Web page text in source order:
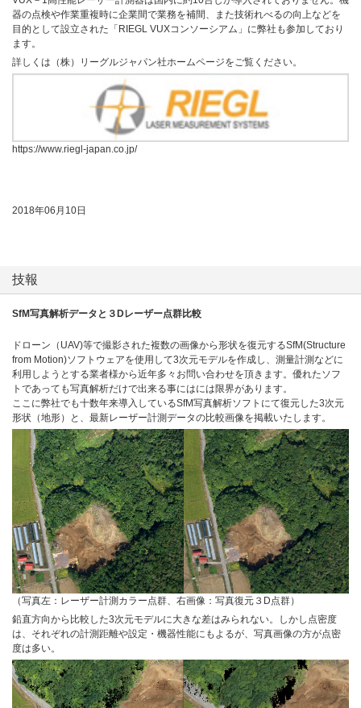
器の点検や作業重複時に企業間で業務を補間、また技術れべるの向上などを
目的として設立された「RIEGL VUXコンソーシアム」に弊社も参加しており
ます。
詳しくは（株）リーグルジャパン社ホームページをご覧ください。
https://www.riegl-japan.co.jp/
2018年06月10日
技報
SfM写真解析データと３Dレーザー点群比較
ドローン（UAV)等で撮影された複数の画像から形状を復元するSfM(Structure
from Motion)ソフトウェアを使用して3次元モデルを作成し、測量計測などに
利用しようとする業者様から近年多々お問い合わせを頂きます。優れたソフ
トであっても写真解析だけで出来る事にはには限界があります。
ここに弊社でも十数年来導入しているSfM写真解析ソフトにて復元した3次元
形状（地形）と、最新レーザー計測データの比較画像を掲載いたします。
（写真左：レーザー計測カラー点群、右画像：写真復元３D点群）
鉛直方向から比較した3次元モデルに大きな差はみられない。しかし点密度
は、それぞれの計測距離や設定・機器性能にもよるが、写真画像の方が点密
度は多い。